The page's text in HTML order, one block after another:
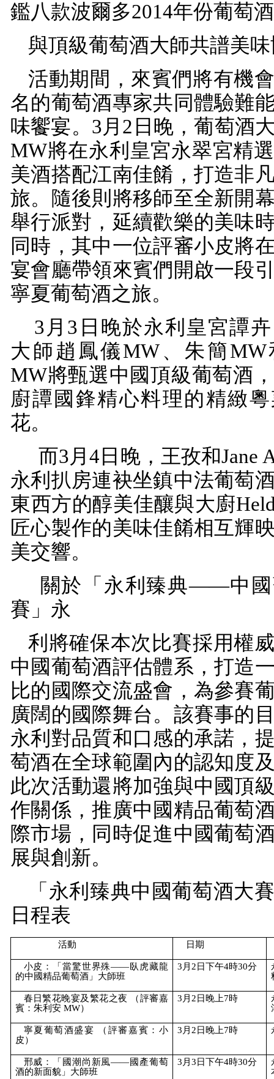
鑑八款波爾多2014年份葡萄
與頂級葡萄酒大師共譜美
活動期間，來賓們將有機
名的葡萄酒專家共同體驗難
味饗宴。 3月 2 日晚，葡萄酒
MW將在永利皇宮永翠宮精
美酒搭配江南佳餚，打造非
旅。隨後則將移師至全新開
舉行派對，延續歡樂的美味
同時，其中一位評審小皮將
宴會廳帶領來賓們開啟一段
寧夏葡萄酒之旅。
3 月 3 日晚於永利皇宮譚
大師趙鳳儀MW、朱簡MW
MW將甄選中國頂級葡萄酒
廚譚國鋒精心料理的精緻
花。
而3月4 日晚，王孜和Jane
永利扒房連袂坐鎮中法葡萄
東西方的醇美佳釀與大廚
匠心製作的美味佳餚相互輝
美交響。
關於「永利臻典——中國
賽」永
利將確保本次比賽採用權
中國葡萄酒評估體系，打造
比的國際交流盛會，為參賽
廣闊的國際舞台。該賽事的
永利對品質和口感的承諾，
萄酒在全球範圍內的認知度
此次活動還將加強與中國頂
作關係，推廣中國精品葡萄
際市場，同時促進中國葡萄
展與創新。
「永利臻典中國葡萄酒大
日程表
活動 日期
小皮：「當驚世界殊——臥虎藏龍
的中國精品葡萄酒」大師班
3月2 日下午4時30分
春日繁花晚宴及繁花之夜 （評審嘉
賓：朱利安 MW）
3月2 日晚上7時
寧夏葡萄酒盛宴 （評審嘉賓：小
皮）
3月2 日晚上7時
邢威：「國潮尚新風——國產葡萄
酒的新面貌」大師班
3月3 日下午4時30分